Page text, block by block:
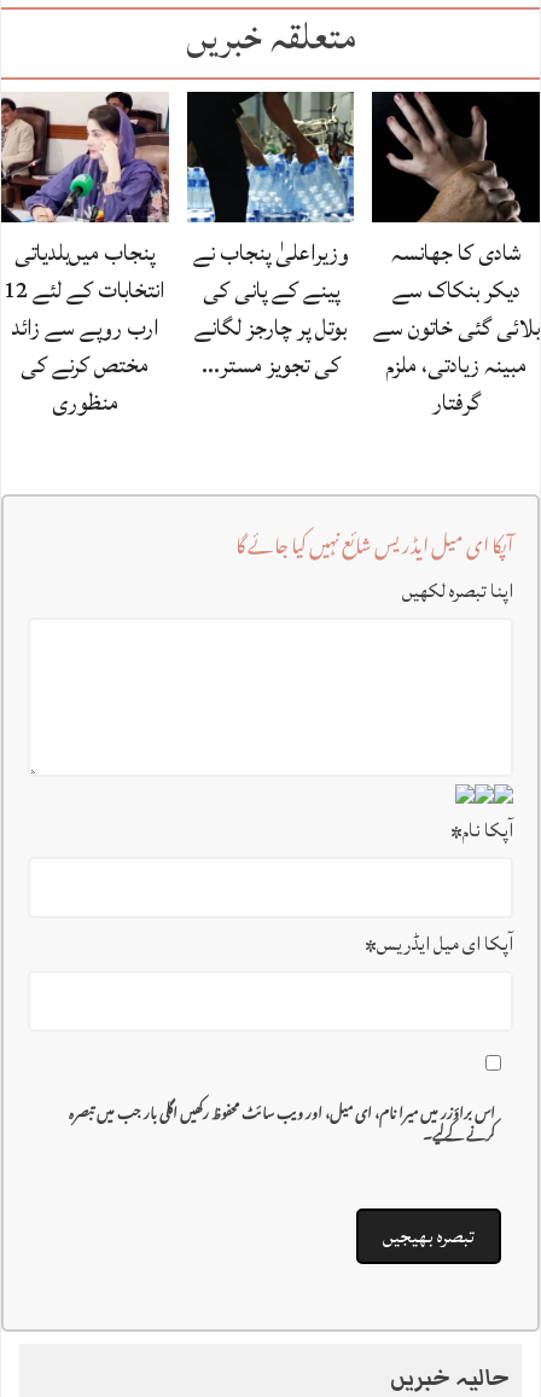
متعلقہ خبریں
شادی کا جھانسہ
دیکر بنکاک سے
بلائی گئی خاتون سے
مبینہ زیادتی، ملزم
گرفتار
وزیراعلیٰ پنجاب نے
پینے کے پانی کی
بوتل پر چارجز لگانے
کی تجویز مستر…
پنجاب میں‌بلدیاتی
انتخابات کے لئے 12
ارب روپے سے زائد
مختص کرنے کی
منظوری
آپکا ای میل ایڈریس شائع نہیں کیا جائے گا
اپنا تبصرہ لکھیں
آپکا نام*
آپکا ای میل ایڈریس*
اس براؤزر میں میرا نام، ای میل، اور ویب سائٹ محفوظ رکھیں اگلی بار جب میں تبصرہ
کرنے کےلیے۔
حالیہ خبریں